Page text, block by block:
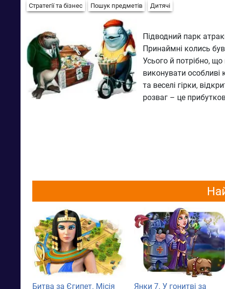
Стратегії та бізнес Пошук предметів Дитячі
Підводний парк
Принаймні колись
Усього й потрібно,
виконувати
та веселі гірки,
розваг – це
Битва за Єгипет. Місія Янки 7. У гонитві за